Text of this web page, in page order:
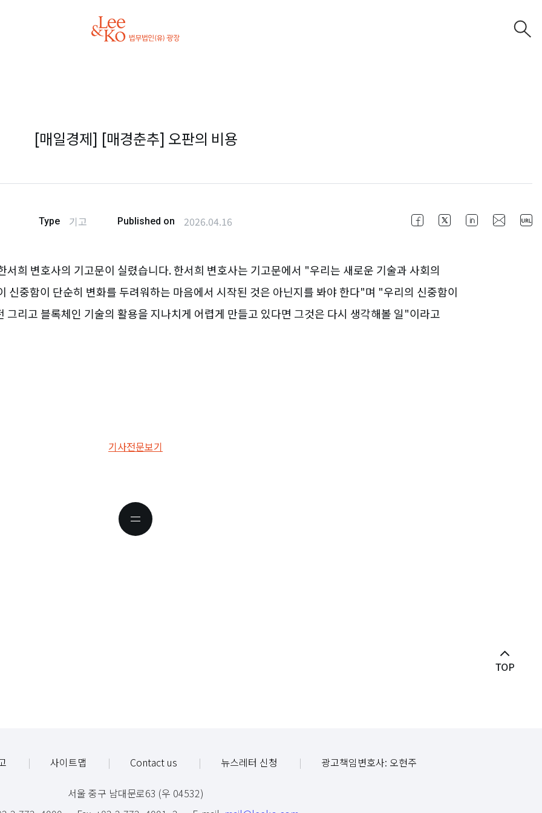
[매일경제] [매경춘추] 오판의 비용
Type 기고 Published on 2026.04.16
희 변호사의 기고문이 실렸습니다. 한서희 변호사는 기고문에서 "우리는 새로운 기술과 사회의
신중함이 단순히 변화를 두려워하는 마음에서 시작된 것은 아닌지를 봐야 한다"며 "우리의 신중함이
그리고 블록체인 기술의 활용을 지나치게 어렵게 만들고 있다면 그것은 다시 생각해볼 일"이라고
기사전문보기
사이트맵 Contact us 뉴스레터 신청 광고책임변호사: 오현주
서울 중구 남대문로63 (우 04532)